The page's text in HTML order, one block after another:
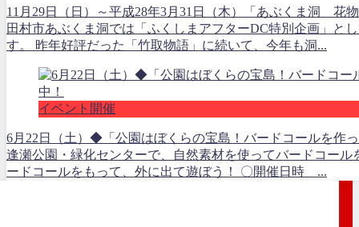
11月29日（日）～平成28年3月31日（木）「あぶくま洞 花
田村市あぶくま洞では「ふくしまアフターDC特別企画」
す。 昨年好評だった「竹取物語」に続いて、今年も洞...
イベント開催
6月22日（土）◆「公園はぼくらの宝島！バードコールを作
逢瀬公園・緑化センターで、自然素材を使ってバードコー
ードコールをもって、外に出て遊ぼう！ 〇開催日時 ...